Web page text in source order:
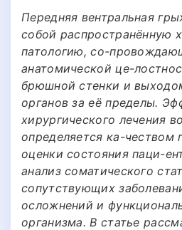
Передняя вентральная
собой распространённую
патологию, со-
анатомической це-
брюшной стенки и
органов за её пределы.
хирургического лечения
определяется ка-чеством
оценки состояния паци-
анализ соматического
сопутствующих
осложнений и
организма. В статье